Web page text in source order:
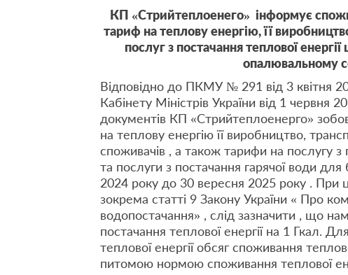
КП «Стрийтеплоенего» інформує
тариф на теплову енергію, її
послуг з постачання теплової
опалювальному
Відповідно до ПКМУ № 291 від 3 квітня
Кабінету Міністрів України від 1 червня
документів КП «Стрийтеплоенерго»
на теплову енергію її виробництво,
споживачів , а також тарифи на послугу з
та послуги з постачання гарячої води
2024 року до 30 вересня 2025 року . При
зокрема статті 9 Закону України « Про
водопостачання» , слід зазначити , що
постачання теплової енергії на 1 Гкал.
теплової енергії обсяг споживання
питомою нормою споживання теплової